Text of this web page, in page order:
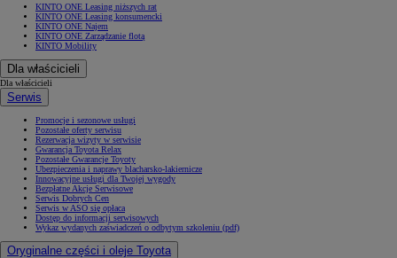
KINTO ONE Leasing niższych rat
KINTO ONE Leasing konsumencki
KINTO ONE Najem
KINTO ONE Zarządzanie flotą
KINTO Mobility
Dla właścicieli
Dla właścicieli
Serwis
Promocje i sezonowe usługi
Pozostałe oferty serwisu
Rezerwacja wizyty w serwisie
Gwarancja Toyota Relax
Pozostałe Gwarancje Toyoty
Ubezpieczenia i naprawy blacharsko-lakiernicze
Innowacyjne usługi dla Twojej wygody
Bezpłatne Akcje Serwisowe
Serwis Dobrych Cen
Serwis w ASO się opłaca
Dostęp do informacji serwisowych
Wykaz wydanych zaświadczeń o odbytym szkoleniu (pdf)
Oryginalne części i oleje Toyota